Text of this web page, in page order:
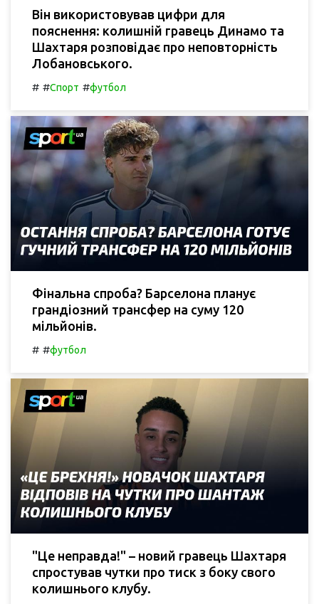
Він використовував цифри для
пояснення: колишній гравець Динамо та
Шахтаря розповідає про неповторність
Лобановського.
# #Спорт #футбол
Фінальна спроба? Барселона планує
грандіозний трансфер на суму 120
мільйонів.
# #футбол
"Це неправда!" – новий гравець Шахтаря
спростував чутки про тиск з боку свого
колишнього клубу.